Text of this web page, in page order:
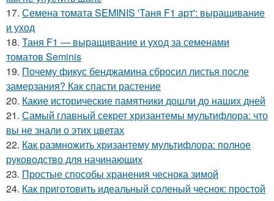
17. Семена томата SEMINIS 'Таня F1 арт': выращивание
и уход
18. Таня F1 — выращивание и уход за семенами
томатов Seminis
19. Почему фикус бенджамина сбросил листья после
замерзания? Как спасти растение
20. Какие исторические памятники дошли до наших дней
21. Самый главный секрет хризантемы мультифлора: что
вы не знали о этих цветах
22. Как размножить хризантему мультифлора: полное
руководство для начинающих
23. Простые способы хранения чеснока зимой
24. Как приготовить идеальный соленый чеснок: простой